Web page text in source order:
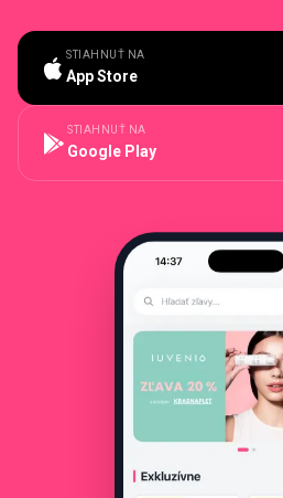
STIAHNUŤ NA
App Store
STIAHNUŤ NA
Google Play